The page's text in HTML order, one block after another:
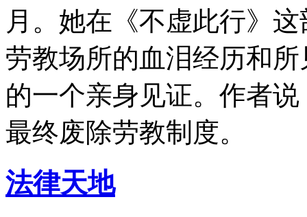
月。她在《不虚此行》
劳教场所的血泪经历和
的一个亲身见证。作者
最终废除劳教制度。
法律天地